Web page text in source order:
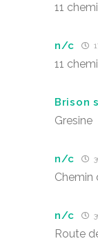
11
n/c
11
Brison
Gresine
n/c
Chemin
n/c
Route